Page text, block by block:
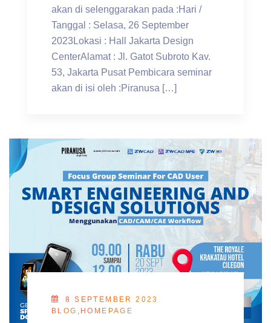
akan di selenggarakan pada :Hari /
Tanggal : Selasa, 26 September
2023Lokasi : Hall Jakarta Design
CenterAlamat : Jl. Gatot Subroto Kav.
53, Jakarta Pusat Pembicara seminar
akan di isi oleh :Piranusa […]
8 SEPTEMBER 2023
BLOG , HOMEPAGE